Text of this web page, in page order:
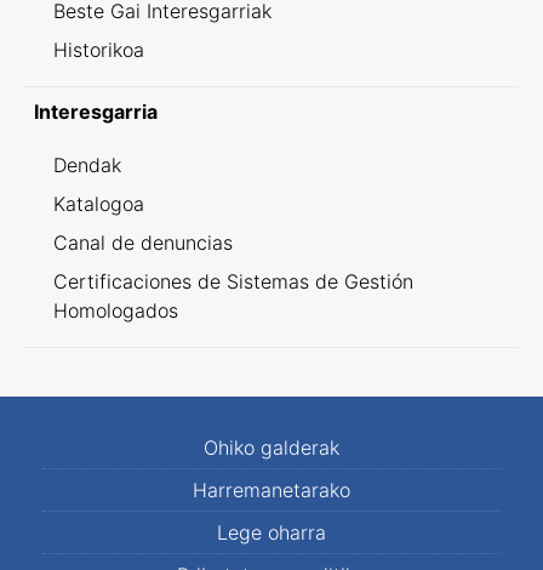
Beste Gai Interesgarriak
Historikoa
Interesgarria
Dendak
Katalogoa
Canal de denuncias
Certificaciones de Sistemas de Gestión
Homologados
Ohiko galderak
Harremanetarako
Lege oharra